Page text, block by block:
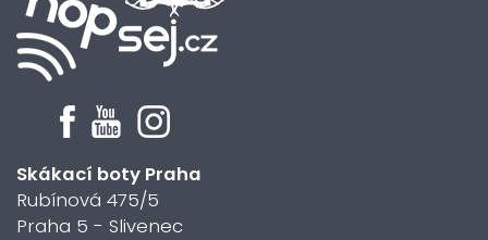
Skákací boty Praha
Rubínová 475/5
Praha 5 - Slivenec